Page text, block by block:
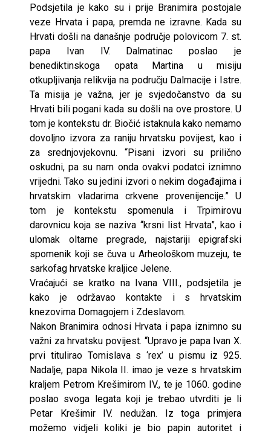
Podsjetila je kako su i prije Branimira postojale
veze Hrvata i papa, premda ne izravne. Kada su
Hrvati došli na današnje područje polovicom 7. st.
papa Ivan IV. Dalmatinac poslao je
benediktinskoga opata Martina u misiju
otkupljivanja relikvija na području Dalmacije i Istre.
Ta misija je važna, jer je svjedočanstvo da su
Hrvati bili pogani kada su došli na ove prostore. U
tom je kontekstu dr. Biočić istaknula kako nemamo
dovoljno izvora za raniju hrvatsku povijest, kao i
za srednjovjekovnu. “Pisani izvori su prilično
oskudni, pa su nam onda ovakvi podatci iznimno
vrijedni. Tako su jedini izvori o nekim događajima i
hrvatskim vladarima crkvene provenijencije.” U
tom je kontekstu spomenula i Trpimirovu
darovnicu koja se naziva “krsni list Hrvata”, kao i
ulomak oltarne pregrade, najstariji epigrafski
spomenik koji se čuva u Arheološkom muzeju, te
sarkofag hrvatske kraljice Jelene.
Vraćajući se kratko na Ivana VIII., podsjetila je
kako je održavao kontakte i s hrvatskim
knezovima Domagojem i Zdeslavom.
Nakon Branimira odnosi Hrvata i papa iznimno su
važni za hrvatsku povijest. “Upravo je papa Ivan X.
prvi titulirao Tomislava s ‘rex’ u pismu iz 925.
Nadalje, papa Nikola II. imao je veze s hrvatskim
kraljem Petrom Krešimirom IV., te je 1060. godine
poslao svoga legata koji je trebao utvrditi je li
Petar Krešimir IV. nedužan. Iz toga primjera
možemo vidjeli koliki je bio papin autoritet i